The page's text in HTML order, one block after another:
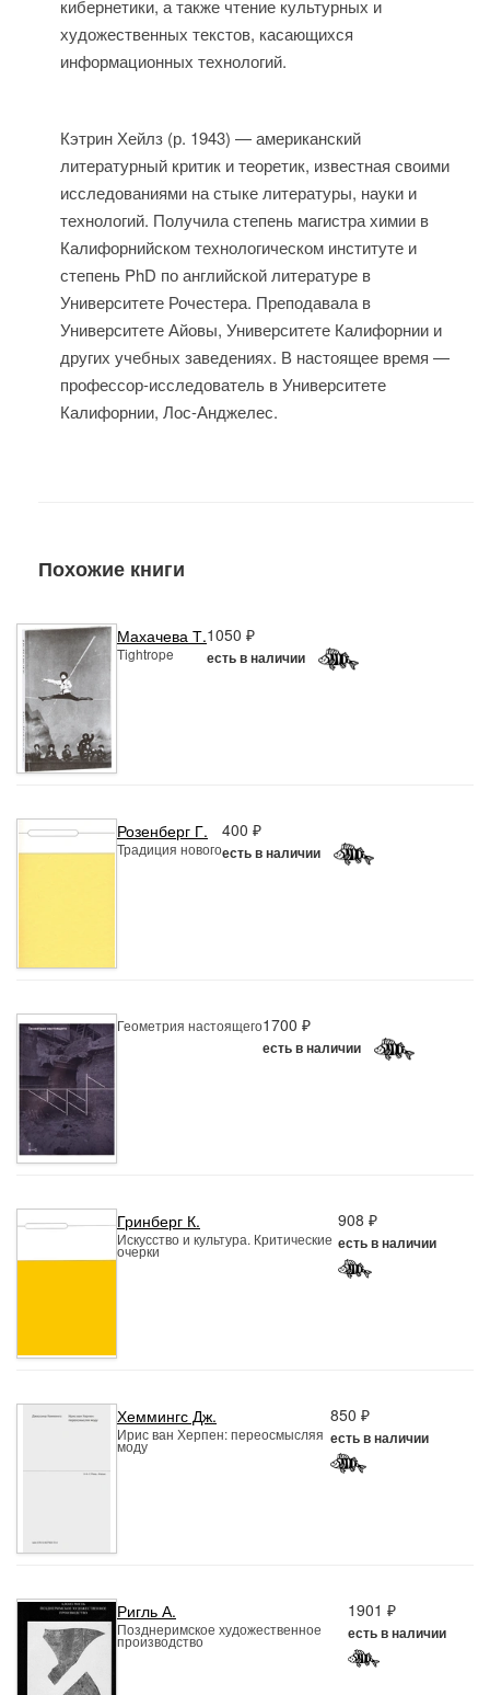
кибернетики, а также чтение культурных и
художественных текстов, касающихся
информационных технологий.
Кэтрин Хейлз (р. 1943) — американский
литературный критик и теоретик, известная своими
исследованиями на стыке литературы, науки и
технологий. Получила степень магистра химии в
Калифорнийском технологическом институте и
степень PhD по английской литературе в
Университете Рочестера. Преподавала в
Университете Айовы, Университете Калифорнии и
других учебных заведениях. В настоящее время —
профессор-исследователь в Университете
Калифорнии, Лос-Анджелес.
Похожие книги
Махачева Т.
Tightrope
1050 ₽
есть в наличии
Розенберг Г.
Традиция нового
400 ₽
есть в наличии
Геометрия настоящего1700 ₽
есть в наличии
Гринберг К.
Искусство и культура. Критические
очерки
908 ₽
есть в наличии
Хеммингс Дж.
Ирис ван Херпен: переосмысляя
моду
850 ₽
есть в наличии
Ригль А.
Позднеримское художественное
производство
1901 ₽
есть в наличии